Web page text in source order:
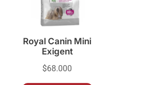
Royal Canin Mini
Exigent
$68.000